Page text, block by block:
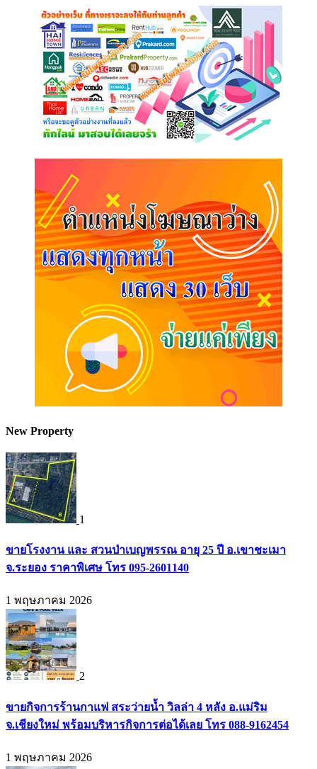
New Property
1
ขายโรงงาน และ สวนป่าเบญพรรณ อายุ 25 ปี อ.เขาชะเมา
จ.ระยอง ราคาพิเศษ โทร 095-2601140
1 พฤษภาคม 2026
2
ขายกิจการร้านกาแฟ สระว่ายน้ำ วิลล่า 4 หลัง อ.แม่ริม
จ.เชียงใหม่ พร้อมบริหารกิจการต่อได้เลย โทร 088-9162454
1 พฤษภาคม 2026